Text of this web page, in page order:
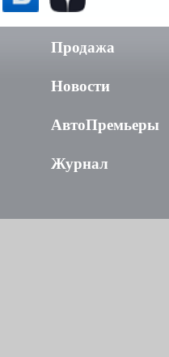
Продажа
Новости
АвтоПремьеры
Журнал